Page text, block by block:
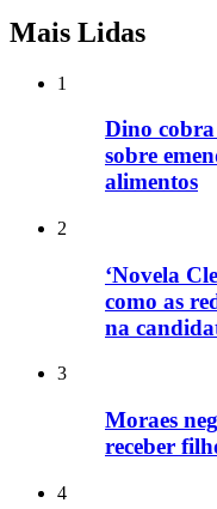
Mais Lidas
1
Dino
sobre
alimentos
2
‘Novela
como as
na
3
Moraes
receber
4